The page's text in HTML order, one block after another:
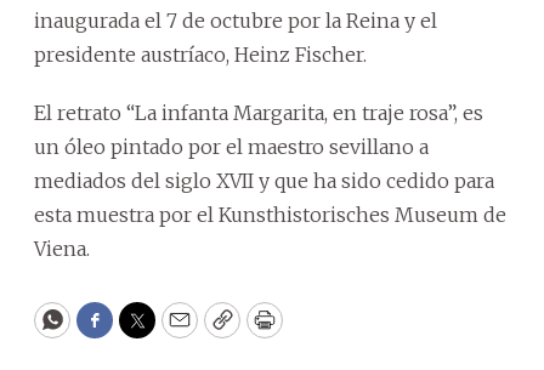
inaugurada el 7 de octubre por la Reina y el
presidente austríaco, Heinz Fischer.
El retrato “La infanta Margarita, en traje rosa”, es
un óleo pintado por el maestro sevillano a
mediados del siglo XVII y que ha sido cedido para
esta muestra por el Kunsthistorisches Museum de
Viena.
WhatsApp
Facebook
Twitter
EmailCopyPrint